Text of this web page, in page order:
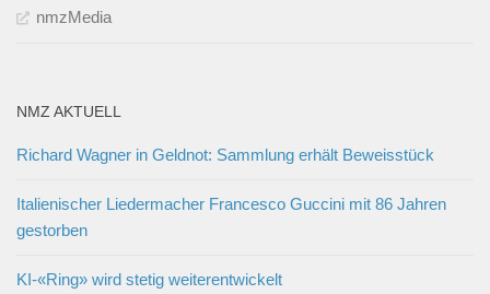
nmzMedia
NMZ AKTUELL
Richard Wagner in Geldnot: Sammlung erhält Beweisstück
Italienischer Liedermacher Francesco Guccini mit 86 Jahren
gestorben
KI-«Ring» wird stetig weiterentwickelt